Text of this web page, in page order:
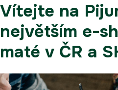
Vítejte na
největším e-
maté v ČR a